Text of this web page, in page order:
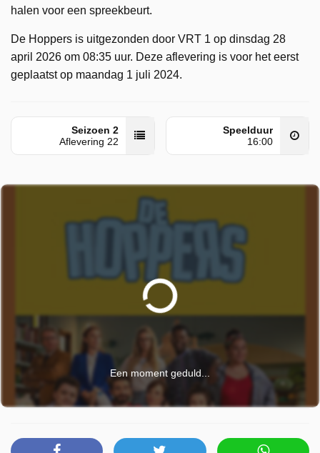
halen voor een spreekbeurt.
De Hoppers is uitgezonden door VRT 1 op dinsdag 28
april 2026 om 08:35 uur. Deze aflevering is voor het eerst
geplaatst op maandag 1 juli 2024.
Seizoen 2
Aflevering 22
Speelduur
16:00
Een moment geduld...